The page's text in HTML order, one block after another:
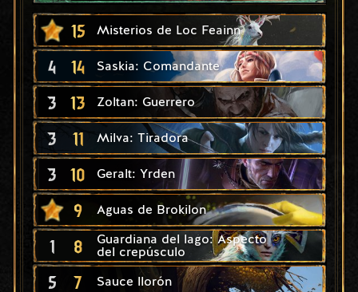
15 Misterios de Loc Feainn
4 14 Saskia: Comandante
3 13 Zoltan: Guerrero
3 11 Milva: Tiradora
3 10 Geralt: Yrden
9 Aguas de Brokilon
1 8
Guardiana del lago: Aspecto
del crepúsculo
5 7 Sauce llorón